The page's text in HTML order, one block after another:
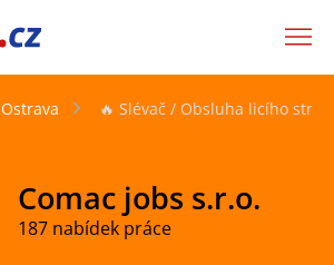
Ostrava 🔥 Slévač / Obsluha licího
Comac jobs s.r.o.
187 nabídek práce